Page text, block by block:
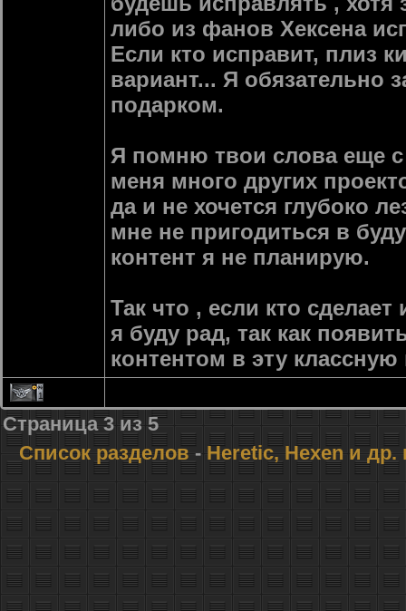
либо из фанов Хексена
Если кто исправит, плиз
вариант... Я обязательно
подарком.
Я помню твои слова еще
меня много других
да и не хочется глубоко
мне не пригодиться в
контент я не планирую.
Так что , если кто
я буду рад, так как
контентом в эту классную
1
Страница3 из 5
Список разделов- Heretic, Hexen и др.